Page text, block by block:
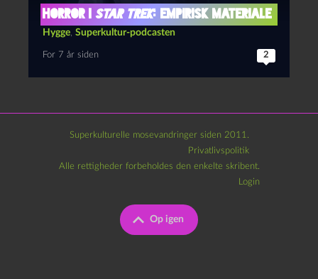
Horror i Star Trek: Empirisk materiale
Hygge, Superkultur-podcasten
For 7 år siden 2
Superkulturelle mosevandringer siden 2011.
Privatlivspolitik
Op igen
Alle rettigheder forbeholdes den enkelte skribent.
Login